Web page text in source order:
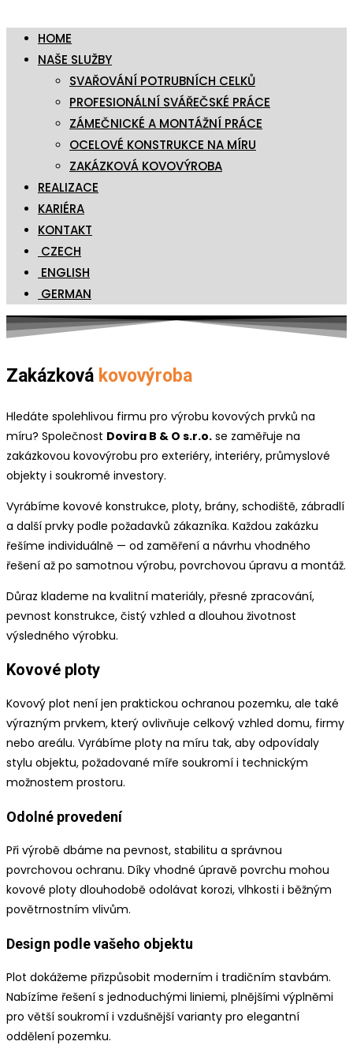
HOME
NAŠE SLUŽBY
SVAŘOVÁNÍ POTRUBNÍCH CELKŮ
PROFESIONÁLNÍ SVÁŘEČSKÉ PRÁCE
ZÁMEČNICKÉ A MONTÁŽNÍ PRÁCE
OCELOVÉ KONSTRUKCE NA MÍRU
ZAKÁZKOVÁ KOVOVÝROBA
REALIZACE
KARIÉRA
KONTAKT
CZECH
ENGLISH
GERMAN
Zakázková kovovýroba
Hledáte spolehlivou firmu pro výrobu kovových prvků na
míru? Společnost Dovira B & O s.r.o. se zaměřuje na
zakázkovou kovovýrobu pro exteriéry, interiéry, průmyslové
objekty i soukromé investory.
Vyrábíme kovové konstrukce, ploty, brány, schodiště, zábradlí
a další prvky podle požadavků zákazníka. Každou zakázku
řešíme individuálně — od zaměření a návrhu vhodného
řešení až po samotnou výrobu, povrchovou úpravu a montáž.
Důraz klademe na kvalitní materiály, přesné zpracování,
pevnost konstrukce, čistý vzhled a dlouhou životnost
výsledného výrobku.
Kovové ploty
Kovový plot není jen praktickou ochranou pozemku, ale také
výrazným prvkem, který ovlivňuje celkový vzhled domu, firmy
nebo areálu. Vyrábíme ploty na míru tak, aby odpovídaly
stylu objektu, požadované míře soukromí i technickým
možnostem prostoru.
Odolné provedení
Při výrobě dbáme na pevnost, stabilitu a správnou
povrchovou ochranu. Díky vhodné úpravě povrchu mohou
kovové ploty dlouhodobě odolávat korozi, vlhkosti i běžným
povětrnostním vlivům.
Design podle vašeho objektu
Plot dokážeme přizpůsobit moderním i tradičním stavbám.
Nabízíme řešení s jednoduchými liniemi, plnějšími výplněmi
pro větší soukromí i vzdušnější varianty pro elegantní
oddělení pozemku.